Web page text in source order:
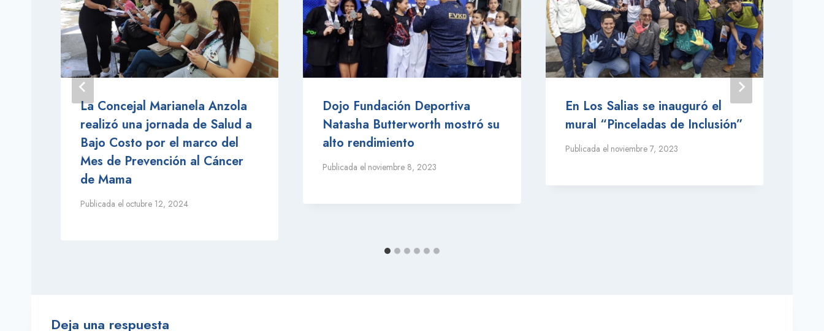
La Concejal Marianela Anzola
realizó una jornada de Salud a
Bajo Costo por el marco del
Mes de Prevención al Cáncer
de Mama
Publicada el octubre 12, 2024
Dojo Fundación Deportiva
Natasha Butterworth mostró su
alto rendimiento
Publicada el noviembre 8, 2023
En Los Salias se inauguró el
mural “Pinceladas de Inclusión”
Publicada el noviembre 7, 2023
Deja una respuesta